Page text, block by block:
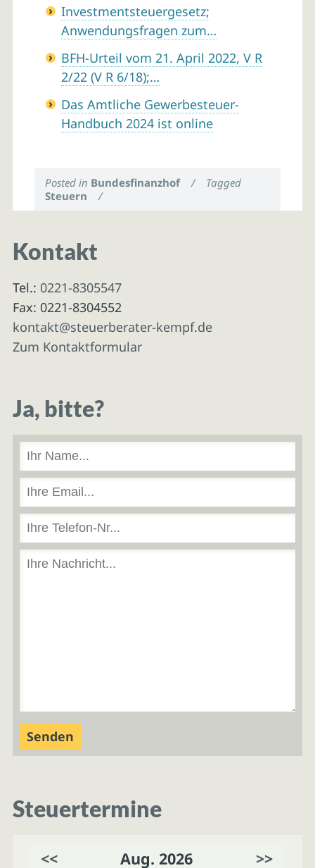
Investmentsteuergesetz;
Anwendungsfragen zum…
BFH-Urteil vom 21. April 2022, V R
2/22 (V R 6/18);…
Das Amtliche Gewerbesteuer-
Handbuch 2024 ist online
Posted in Bundesfinanzhof /
Tagged
Steuern
/
Kontakt
Tel.: 0221-8305547
Fax: 0221-8304552
kontakt@steuerberater-kempf.de
Zum Kontaktformular
Ja, bitte?
Steuertermine
<< Aug. 2026 >>